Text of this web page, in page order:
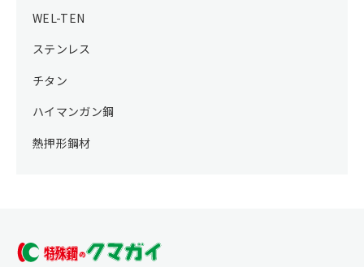
WEL-TEN
ステンレス
チタン
ハイマンガン鋼
熱押形鋼材